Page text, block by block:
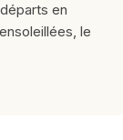
en
le